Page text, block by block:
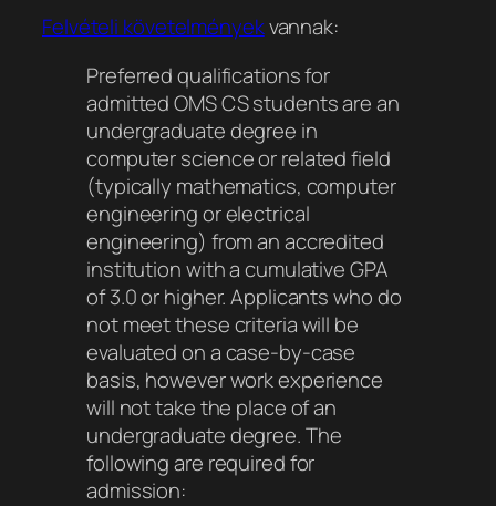
Felvételi követelményekvannak:
Preferred qualifications for
admitted OMS CS students are an
undergraduate degree in
computer science or related field
(typically mathematics, computer
engineering or electrical
engineering) from an accredited
institution with a cumulative GPA
of 3.0 or higher. Applicants who do
not meet these criteria will be
evaluated on a case-by-case
basis, however work experience
will not take the place of an
undergraduate degree. The
following are required for
admission: